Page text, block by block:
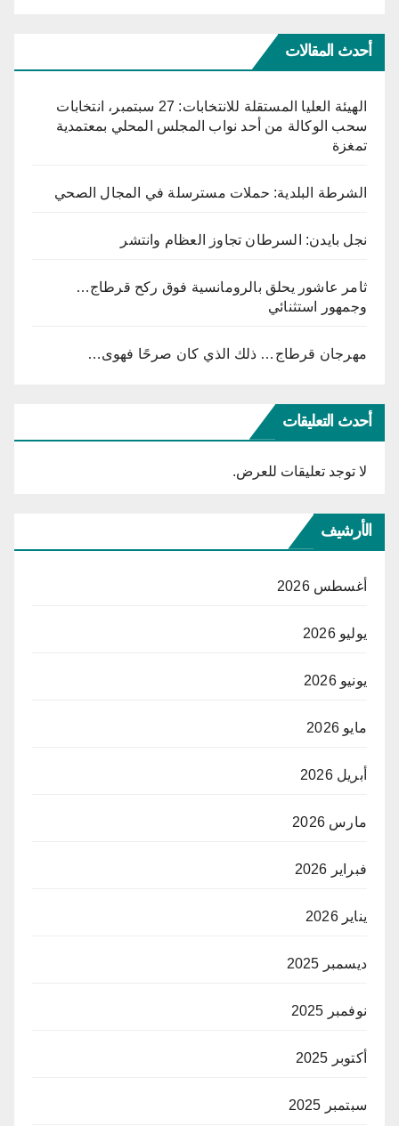
أحدث المقالات
الهيئة العليا المستقلة للانتخابات: 27 سبتمبر، انتخابات
سحب الوكالة من أحد نواب المجلس المحلي بمعتمدية
تمغزة
الشرطة البلدية: حملات مسترسلة في المجال الصحي
نجل بايدن: السرطان تجاوز العظام وانتشر
ثامر عاشور يحلق بالرومانسية فوق ركح قرطاج…
وجمهور استثنائي
مهرجان قرطاج… ذلك الذي كان صرحًا فهوى…
أحدث التعليقات
لا توجد تعليقات للعرض.
الأرشيف
أغسطس 2026
يوليو 2026
يونيو 2026
مايو 2026
أبريل 2026
مارس 2026
فبراير 2026
يناير 2026
ديسمبر 2025
نوفمبر 2025
أكتوبر 2025
سبتمبر 2025